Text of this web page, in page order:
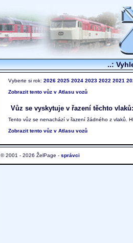
..:
Vyberte si rok: 2026 2025 2024 2023 2022 2021
Zobrazit tento vůz v Atlasu vozů
Vůz se vyskytuje v řazení těchto vlaků:
Tento vůz se nenachází v řazení žádného z vlaků.
Zobrazit tento vůz v Atlasu vozů
© 2001 - 2026 ŽelPage - správci